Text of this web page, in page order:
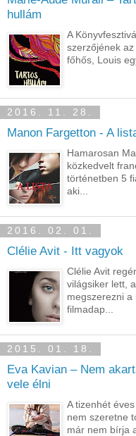
hullám
A
szerzőjének
főhős, Louis
2016. 11. 28.
Manon Fargetton - A
Hamarosan
közkedvelt
történetben 5
aki...
2016. 02. 01.
Clélie Avit - Itt vagyok
Clélie Avit
világsiker lett,
megszerezni a
filmadap...
2015. 01. 18.
Eva Kavian – Nem
vele élni
A tizenhét
nem szeretne
már nem bírja